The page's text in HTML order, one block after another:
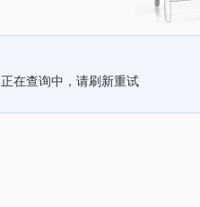
正在查询中，请刷新重试